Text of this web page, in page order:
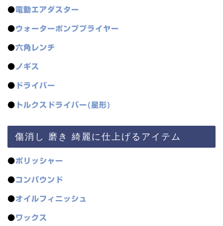
●電動エアダスター
●ウォーターポンププライヤー
●六角レンチ
●ノギス
● ドライバー
● トルクスドライバー(星形)
傷消し 磨き 綺麗に仕上げるアイテム
●ポリッシャー
●コンパウンド
●オイルフィニッシュ
●ワックス